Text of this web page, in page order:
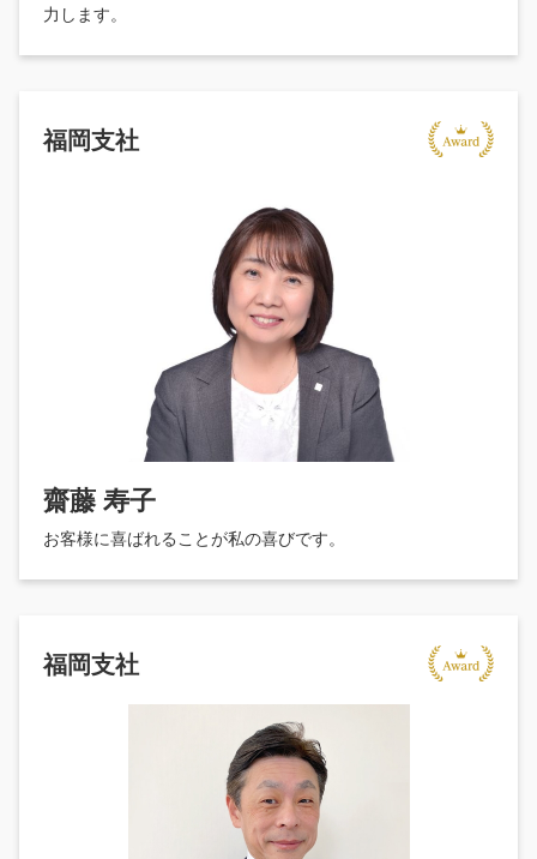
力します。
福岡支社
齋藤 寿子
お客様に喜ばれることが私の喜びです。
福岡支社